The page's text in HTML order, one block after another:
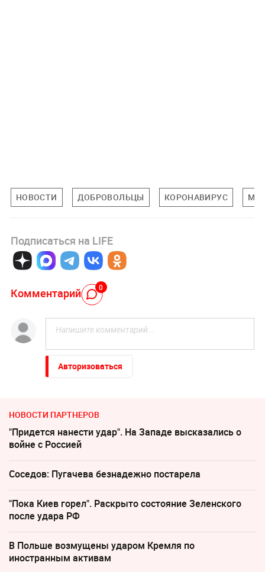
НОВОСТИ ДОБРОВОЛЬЦЫ КОРОНАВИРУС
Подписаться на LIFE
Комментарий 0
Авторизоваться
НОВОСТИ ПАРТНЕРОВ
"Придется нанести удар". На Западе высказались о
войне с Россией
Соседов: Пугачева безнадежно постарела
"Пока Киев горел". Раскрыто состояние Зеленского
после удара РФ
В Польше возмущены ударом Кремля по
иностранным активам